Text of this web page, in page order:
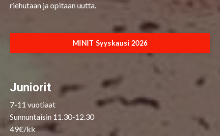
riehutaan ja opitaan uutta.
MINIT Syyskausi 2026
Juniorit
7-11 vuotiaat
Sunnuntaisin 11.30-12.30
49€/kk